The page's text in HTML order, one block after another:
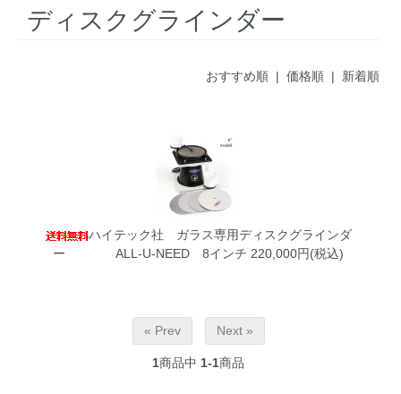
ディスクグラインダー
おすすめ順| 価格順 | 新着順
ハイテック社 ガラス専用ディスクグラインダ
ー ALL-U-NEED 8インチ 220,000円(税込)
« Prev Next »
1商品中 1-1商品